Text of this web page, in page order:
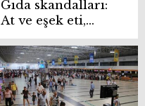
Gıda skandalları:
At ve eşek eti,
peynirde mantar
ilacı ve ilaç
kalıntıları
ifşalandı